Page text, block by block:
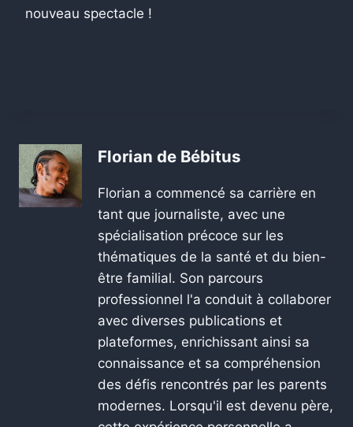
nouveau spectacle !
Florian de Bébitus
Florian a commencé sa carrière en
tant que journaliste, avec une
spécialisation précoce sur les
thématiques de la santé et du bien-
être familial. Son parcours
professionnel l'a conduit à collaborer
avec diverses publications et
plateformes, enrichissant ainsi sa
connaissance et sa compréhension
des défis rencontrés par les parents
modernes. Lorsqu'il est devenu père,